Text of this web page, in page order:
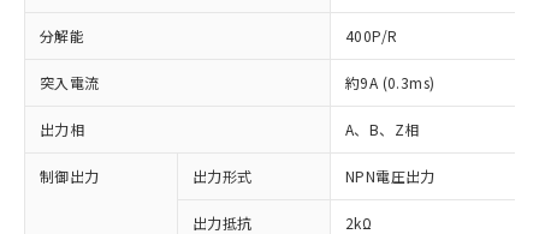
分解能 400P/R
突入電流 約9A (0.3ms)
出力相 A、B、Z相
制御出力 出力形式 NPN電圧出力
出力抵抗 2kΩ